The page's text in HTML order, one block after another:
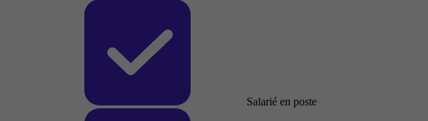
Salarié en poste